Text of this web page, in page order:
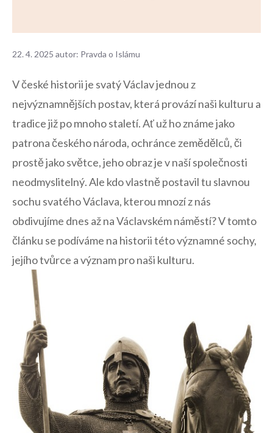
22. 4. 2025 autor: Pravda o Islámu
V české historii je svatý ⁢Václav jednou z‍
nejvýznamnějších⁤ postav, která provází naši kulturu ‌a
tradice ⁤již po mnoho staletí. Ať už ho známe ⁢jako​
patrona českého ‌národa, ochránce ⁤zemědělců, či
⁢prostě jako ⁣světce, ⁤jeho obraz je v naší ⁤společnosti
‌neodmyslitelný. Ale kdo vlastně postavil ⁢tu slavnou‍
sochu svatého Václava, kterou mnozí z ​nás
⁣obdivujíme dnes‌ až na⁣ Václavském ⁢náměstí? ⁣V tomto
článku se podíváme na historii této významné sochy,
jejího​ tvůrce⁣ a význam pro naši kulturu.